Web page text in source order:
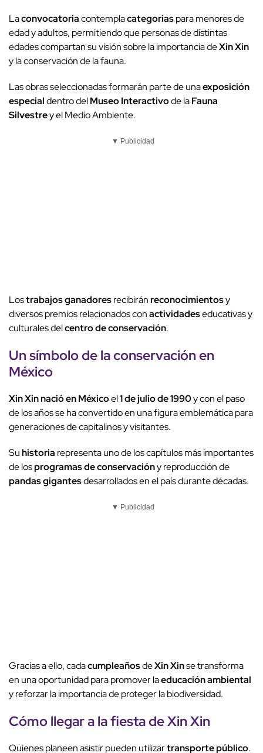
Laconvocatoriacontemplacategoríaspara menores de
edad y adultos, permitiendo que personas de distintas
edades compartan su visión sobre la importancia deXin Xin
y la conservación de la fauna.
Las obras seleccionadas formarán parte de unaexposición
especialdentro delMuseo Interactivode laFauna
Silvestrey el Medio Ambiente.
▼ Publicidad
Lostrabajos ganadoresrecibiránreconocimientosy
diversos premios relacionados conactividadeseducativas y
culturales delcentro de conservación.
Un símbolo de la conservación en
México
Xin Xinnació en Méxicoel1 de julio de 1990y con el paso
de los años se ha convertido en una figura emblemática para
generaciones de capitalinos y visitantes.
Suhistoria representa uno de los capítulos más importantes
de losprogramas de conservacióny reproducción de
pandas gigantesdesarrollados en el país durante décadas.
▼ Publicidad
Gracias a ello, cadacumpleañosdeXin Xinse transforma
en una oportunidad para promover laeducación ambiental
y reforzar la importancia de proteger la biodiversidad.
Cómo llegar a la fiesta deXin Xin
Quienes planeen asistir pueden utilizartransporte público.